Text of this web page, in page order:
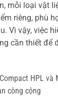
mỗi loại vật
riêng, phù
Vì vậy, việc
cần thiết để
HPL và
công cộng